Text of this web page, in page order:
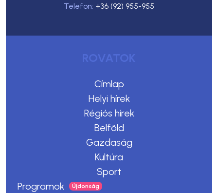
Telefon: +36 (92) 955-955
ROVATOK
Címlap
Helyi hírek
Régiós hírek
Belföld
Gazdaság
Kultúra
Sport
Programok